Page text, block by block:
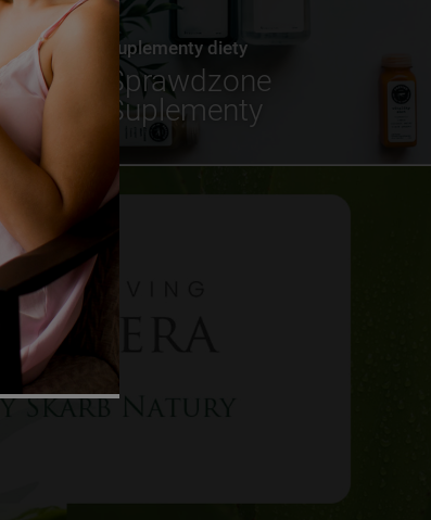
Suplementy diety
Sprawdzone
Suplementy